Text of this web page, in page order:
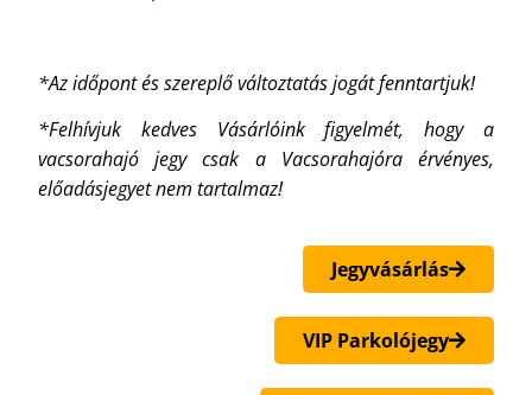
*Az időpont és szereplő változtatás jogát fenntartjuk!
*Felhívjuk kedves Vásárlóink figyelmét, hogy a
vacsorahajó jegy csak a Vacsorahajóra érvényes,
előadásjegyet nem tartalmaz!
Jegyvásárlás
VIP Parkolójegy